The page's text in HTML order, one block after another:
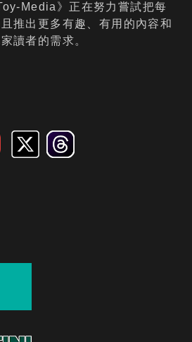
Media》正在努力嘗試把每
推出更多有趣、有用的內容和
讀者的需求。